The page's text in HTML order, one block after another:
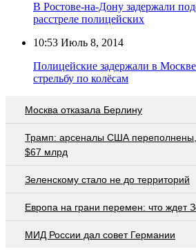
В Ростове-на-Дону задержали
расстреле полицейских
10:53 Июль 8, 2014
Полицейские задержали в
стрельбу по колёсам
Москва отказала Берлину
Трамп: арсеналы США переполнены,
$67 млрд
Зеленскому стало не до территорий
Европа на грани перемен: что ждет
МИД России дал совет Германии